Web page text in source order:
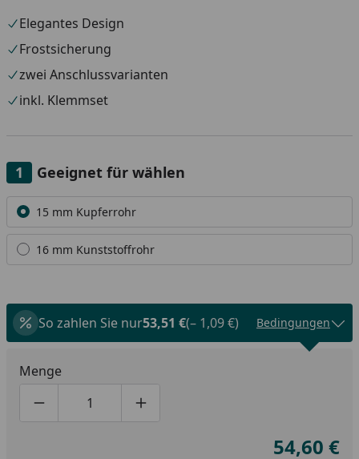
Elegantes Design
Frostsicherung
zwei Anschlussvarianten
inkl. Klemmset
Geeignet für wählen
Alle anzeigen (2)
15 mm Kupferrohr
16 mm Kunststoffrohr
So zahlen Sie nur53,51 €(– 1,09 €) Bedingungen
Menge
Produktmenge um eins verringern
Produktmenge manuell eingeben
Produktmenge um eins erhöhen
54,60 €